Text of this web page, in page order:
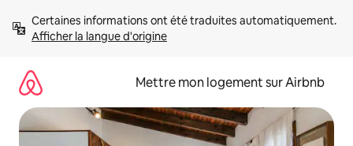
directement
Afficher la langue d'origine
Mettre mon logement sur Airbnb